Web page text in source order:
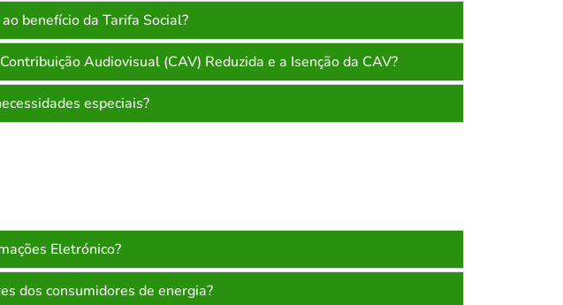
benefício da Tarifa Social?
Audiovisual (CAV) Reduzida e a Isenção da CAV?
especiais?
Eletrónico?
dos consumidores de energia?